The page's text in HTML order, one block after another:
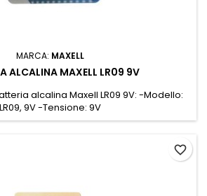
MARCA: MAXELL
ALCALINA MAXELL LR09 9V
alcalina Maxell LR09 9V: -Modello:
LR09, 9V -Tensione: 9V
favorite_border